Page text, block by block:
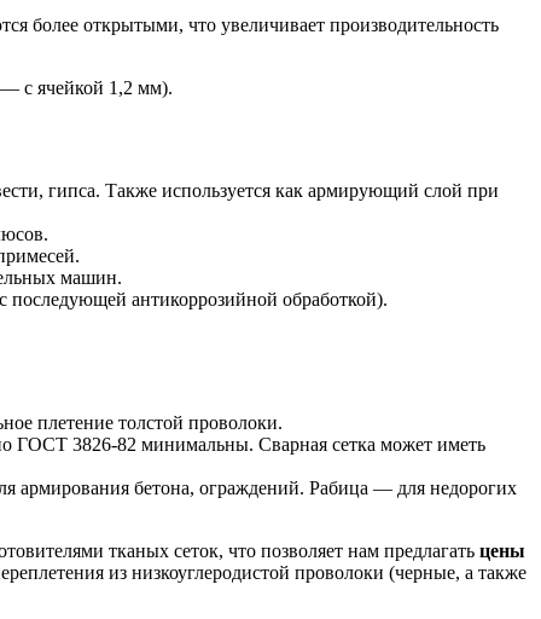
более открытыми, что увеличивает производительность
— с ячейкой 1,2 мм).
гипса. Также используется как армирующий слой при
машин.
антикоррозийной обработкой).
плетение толстой проволоки.
ГОСТ 3826-82 минимальны. Сварная сетка может иметь
армирования бетона, ограждений. Рабица — для недорогих
тканых сеток, что позволяет нам предлагать цены
из низкоуглеродистой проволоки (черные, а также